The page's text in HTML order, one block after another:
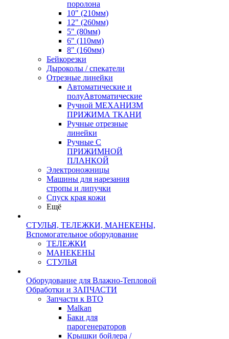
поролона
10" (210мм)
12" (260мм)
5" (80мм)
6" (110мм)
8" (160мм)
Бейкорезки
Дыроколы / спекатели
Отрезные линейки
Автоматические и
полуАвтоматические
Ручной МЕХАНИЗМ
ПРИЖИМА ТКАНИ
Ручные отрезные
линейки
Ручные С
ПРИЖИМНОЙ
ПЛАНКОЙ
Электроножницы
Машины для нарезания
стропы и липучки
Спуск края кожи
Ещё
СТУЛЬЯ, ТЕЛЕЖКИ, МАНЕКЕНЫ,
Вспомогательное оборудование
ТЕЛЕЖКИ
МАНЕКЕНЫ
СТУЛЬЯ
Оборудование для Влажно-Тепловой
Обработки и ЗАПЧАСТИ
Запчасти к ВТО
Malkan
Баки для
парогенераторов
Крышки бойлера /